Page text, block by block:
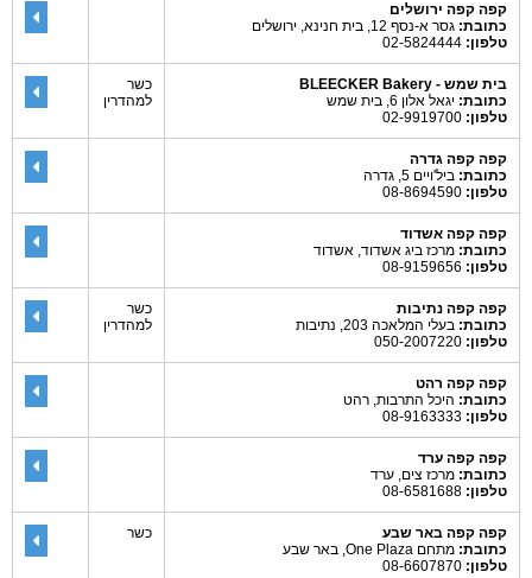
קפה קפה ירושלים
כתובת: גסר א-נסף 12, בית חנינא, ירושלים
טלפון:
בית שמש - BLEECKER Bakery
כתובת: יגאל אלון 6, בית שמש
טלפון:
כשר
למהדרין
קפה קפה גדרה
כתובת: ביל'ויים 5, גדרה
טלפון:
קפה קפה אשדוד
כתובת: מרכז ביג אשדוד, אשדוד
טלפון:
קפה קפה נתיבות
כתובת: בעלי המלאכה 203, נתיבות
טלפון:
כשר
למהדרין
קפה קפה רהט
כתובת: היכל התרבות, רהט
טלפון:
קפה קפה ערד
כתובת: מרכז צים, ערד
טלפון:
קפה קפה באר שבע
כתובת: מתחם One Plaza, באר שבע
טלפון:
כשר